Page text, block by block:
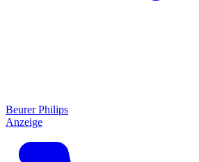
BeurerPhilips
Anzeige